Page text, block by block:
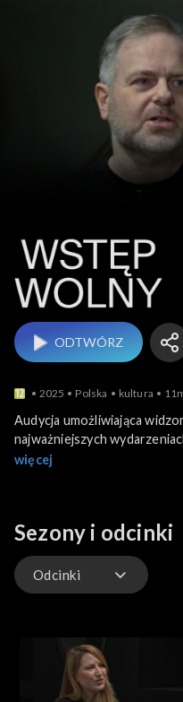
ODTWÓRZ
2025 Polska kultura
Audycja umożliwiająca
najważniejszych
z domu. Wraz z prowadzącą
więcej
Sezony i odcinki
Odcinki